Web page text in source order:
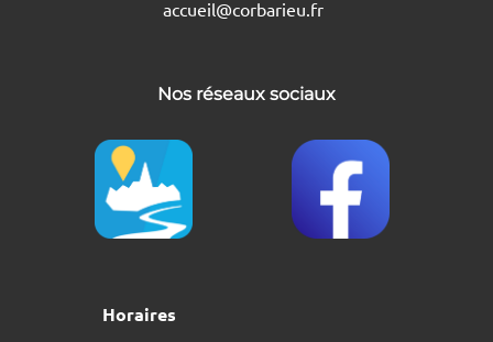
accueil@corbarieu.fr
Nos réseaux sociaux
Horaires